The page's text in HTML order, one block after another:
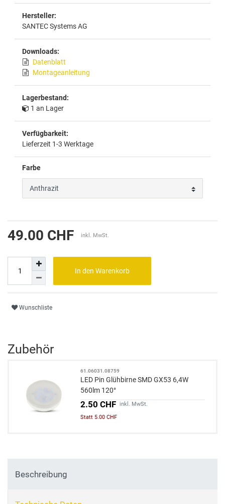
Hersteller:
SANTEC Systems AG
Downloads:
Datenblatt
Montageanleitung
Lagerbestand:
1 an Lager
Verfügbarkeit:
Lieferzeit 1-3 Werktage
Farbe
49.00 CHF inkl. MwSt.
In den Warenkorb
Wunschliste
Zubehör
61.06031.08759
LED Pin Glühbirne SMD GX53 6,4W
560lm 120°
2.50 CHF inkl. MwSt.
Statt 5.00 CHF
Beschreibung